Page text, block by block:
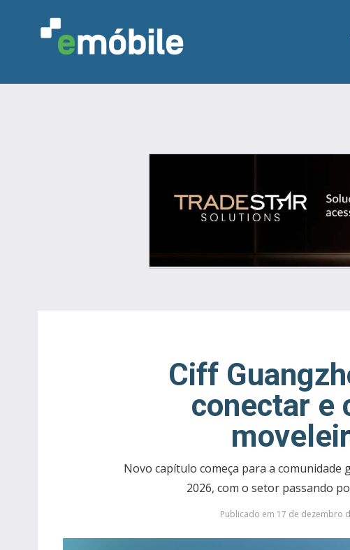
Ciff
conectar e
Novo capítulo começa para a
2026, com o setor passando
Publicado em 17 de dezembro